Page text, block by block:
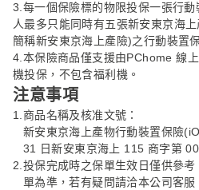
Q9
Q10
Q11
3.每一個保險標的物限投保一張行
人最多只能同時有五張新安東京海
簡稱新安東京海上產險)之行動裝置
4.本保險商品僅支援由PChome 線
機投保，不包含福利機。
注意事項
1.商品名稱及核准文號：
新安東京海上產物行動裝置保險
31 日新安東京海上 115 商字第
2.投保完成時之保單生效日僅供參
單為準，若有疑問請洽本公司客服